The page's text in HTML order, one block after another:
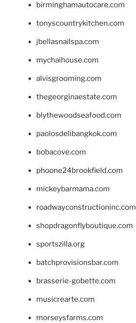
birminghamautocare.com
tonyscountrykitchen.com
jbellasnailspa.com
mychaihouse.com
alvisgrooming.com
thegeorginaestate.com
blythewoodseafood.com
paolosdelibangkok.com
bobacove.com
phoone24brookfield.com
mickeybarmama.com
roadwayconstructioninc.com
shopdragonflyboutique.com
sportszilla.org
batchprovisionsbar.com
brasserie-gobette.com
musicrearte.com
morseysfarms.com